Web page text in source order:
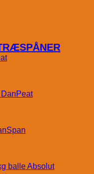
DanPeat
Absolut